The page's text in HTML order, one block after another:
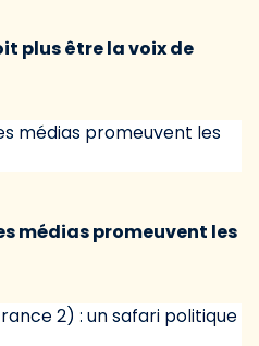
plus être la voix de
médias promeuvent les